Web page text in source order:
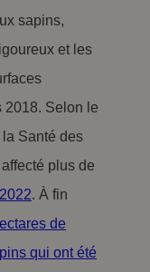
sapins,
et les
2018. Selon le
Santé des
plus de
. À fin
de
qui ont été